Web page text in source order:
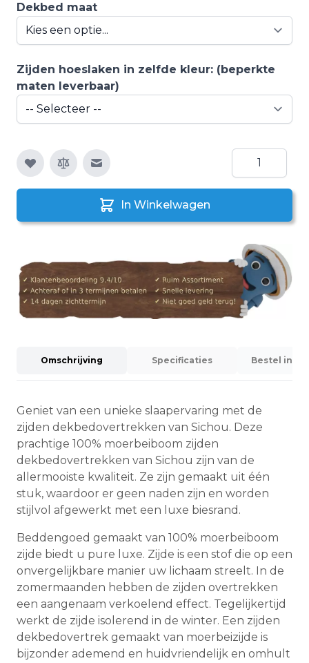
Dekbed maat
Zijden hoeslaken in zelfde kleur: (beperkte
maten leverbaar)
E-mail naar een vriend
Aantal
In Winkelwagen
Omschrijving Specificaties Bestel
Geniet van een unieke slaapervaring met de
zijden dekbedovertrekken van Sichou. Deze
prachtige 100% moerbeiboom zijden
dekbedovertrekken van Sichou zijn van de
allermooiste kwaliteit. Ze zijn gemaakt uit één
stuk, waardoor er geen naden zijn en worden
stijlvol afgewerkt met een luxe biesrand.
Beddengoed gemaakt van 100% moerbeiboom
zijde biedt u pure luxe. Zijde is een stof die op een
onvergelijkbare manier uw lichaam streelt. In de
zomermaanden hebben de zijden overtrekken
een aangenaam verkoelend effect. Tegelijkertijd
werkt de zijde isolerend in de winter. Een zijden
dekbedovertrek gemaakt van moerbeizijde is
bijzonder ademend en huidvriendelijk en omhult